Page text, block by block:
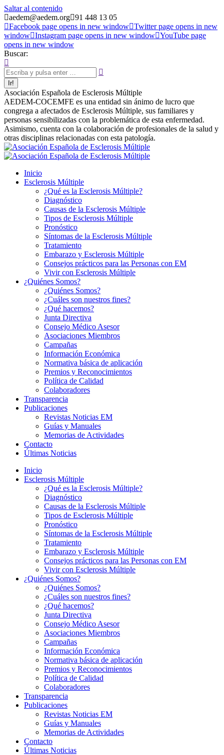
Saltar al contenido
aedem@aedem.org 91 448 13 05
Facebook page opens in new window Twitter page opens in new
window Instagram page opens in new window YouTube page
opens in new window
Buscar:
Asociación Española de Esclerosis Múltiple
AEDEM-COCEMFE es una entidad sin ánimo de lucro que
congrega a afectados de Esclerosis Múltiple, sus familiares y
personas sensibilizadas con la problemática de esta enfermedad.
Asimismo, cuenta con la colaboración de profesionales de la salud y
otras disciplinas relacionadas con esta patología.
Inicio
Esclerosis Múltiple
¿Qué es la Esclerosis Múltiple?
Diagnóstico
Causas de la Esclerosis Múltiple
Tipos de Esclerosis Múltiple
Pronóstico
Síntomas de la Esclerosis Múltiple
Tratamiento
Embarazo y Esclerosis Múltiple
Consejos prácticos para las Personas con EM
Vivir con Esclerosis Múltiple
¿Quiénes Somos?
¿Quiénes Somos?
¿Cuáles son nuestros fines?
¿Qué hacemos?
Junta Directiva
Consejo Médico Asesor
Asociaciones Miembros
Campañas
Información Económica
Normativa básica de aplicación
Premios y Reconocimientos
Política de Calidad
Colaboradores
Transparencia
Publicaciones
Revistas Noticias EM
Guías y Manuales
Memorias de Actividades
Contacto
Últimas Noticias
Inicio
Esclerosis Múltiple
¿Qué es la Esclerosis Múltiple?
Diagnóstico
Causas de la Esclerosis Múltiple
Tipos de Esclerosis Múltiple
Pronóstico
Síntomas de la Esclerosis Múltiple
Tratamiento
Embarazo y Esclerosis Múltiple
Consejos prácticos para las Personas con EM
Vivir con Esclerosis Múltiple
¿Quiénes Somos?
¿Quiénes Somos?
¿Cuáles son nuestros fines?
¿Qué hacemos?
Junta Directiva
Consejo Médico Asesor
Asociaciones Miembros
Campañas
Información Económica
Normativa básica de aplicación
Premios y Reconocimientos
Política de Calidad
Colaboradores
Transparencia
Publicaciones
Revistas Noticias EM
Guías y Manuales
Memorias de Actividades
Contacto
Últimas Noticias